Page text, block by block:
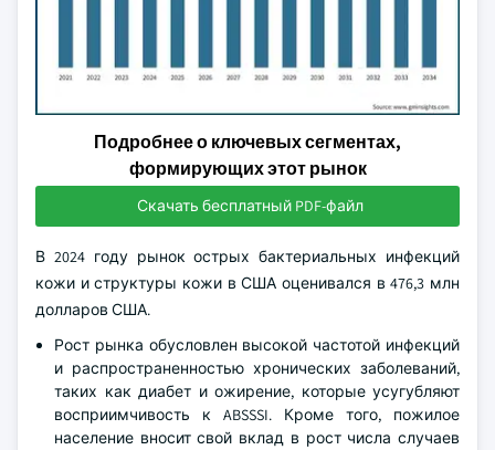
Подробнее о ключевых сегментах,
формирующих этот рынок
Скачать бесплатный PDF-файл
В 2024 году рынок острых бактериальных инфекций
кожи и структуры кожи в США оценивался в 476,3 млн
долларов США.
Рост рынка обусловлен высокой частотой инфекций
и распространенностью хронических заболеваний,
таких как диабет и ожирение, которые усугубляют
восприимчивость к ABSSSI. Кроме того, пожилое
население вносит свой вклад в рост числа случаев